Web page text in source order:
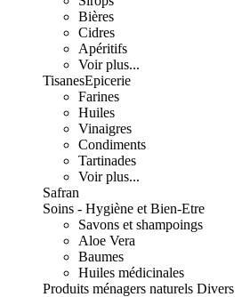
Bières
Cidres
Apéritifs
Voir plus...
TisanesEpicerie
Farines
Huiles
Vinaigres
Condiments
Tartinades
Voir plus...
Safran
Soins - Hygiène et Bien-Etre
Savons et shampoings
Aloe Vera
Baumes
Huiles médicinales
Produits ménagers naturels Divers